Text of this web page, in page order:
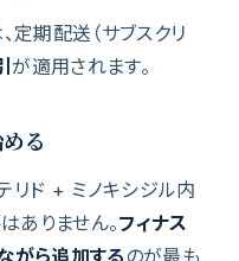
定期配送（サブスクリ
が適用されます。
る
リド + ミノキシジル内
ありません。フィナス
がら追加するのが最も